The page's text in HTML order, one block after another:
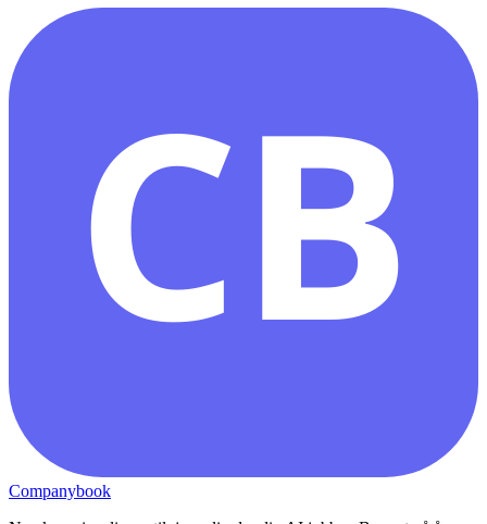
CB
Companybook